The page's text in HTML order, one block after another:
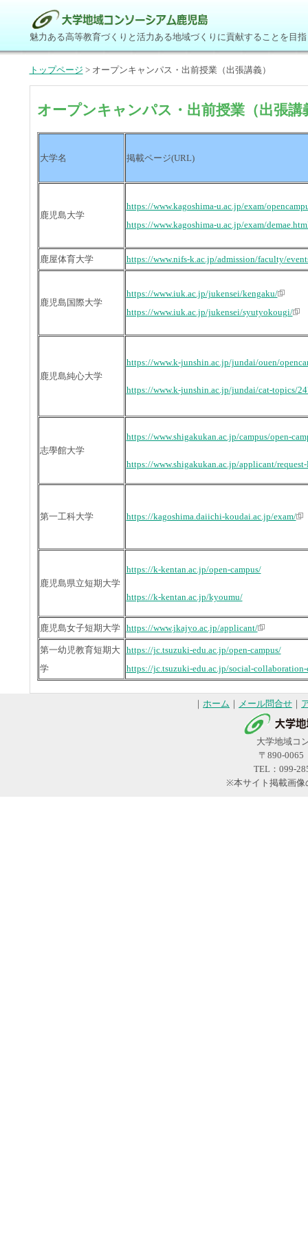
魅力ある高等教育づくりと活力ある地域づくりに貢献することを目
トップページ > オープンキャンパス・出前授業（出張講義）
オープンキャンパス・出前授業（出張講
大学名 掲載ページ(URL)
鹿児島大学
https://www.kagoshima-u.ac.jp/exam/
https://www.kagoshima-u.ac.jp/exam/
鹿屋体育大学 https://www.nifs-k.ac.jp/admission/faculty/
鹿児島国際大学
https://www.iuk.ac.jp/jukensei/kengaku/
https://www.iuk.ac.jp/jukensei/syutyokougi/
鹿児島純心大学
https://www.k-junshin.ac.jp/jundai/ouen/
https://www.k-junshin.ac.jp/jundai/cat-topics/
志學館大学
https://www.shigakukan.ac.jp/campus/open-
https://www.shigakukan.ac.jp/applicant/
第一工科大学 https://kagoshima.daiichi-koudai.ac.jp/exam/
鹿児島県立短期大学
https://k-kentan.ac.jp/open-campus/
https://k-kentan.ac.jp/kyoumu/
鹿児島女子短期大学 https://www.jkajyo.ac.jp/applicant/
第一幼児教育短期大
学
https://jc.tsuzuki-edu.ac.jp/open-campus/
https://jc.tsuzuki-edu.ac.jp/social-collaboration-
｜ ホーム ｜ メール問合せ ｜
大学地域コ
〒890-
TEL：099-
※本サイト掲載画像